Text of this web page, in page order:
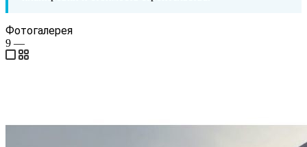
Фотогалерея
9 —